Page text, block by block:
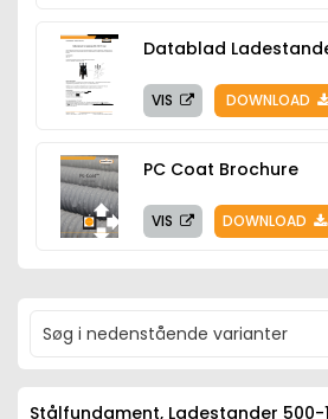
Datablad
VIS DOWNLOAD
PC Coat Brochure
VIS DOWNLOAD
Stålfundament, Ladestander 500-